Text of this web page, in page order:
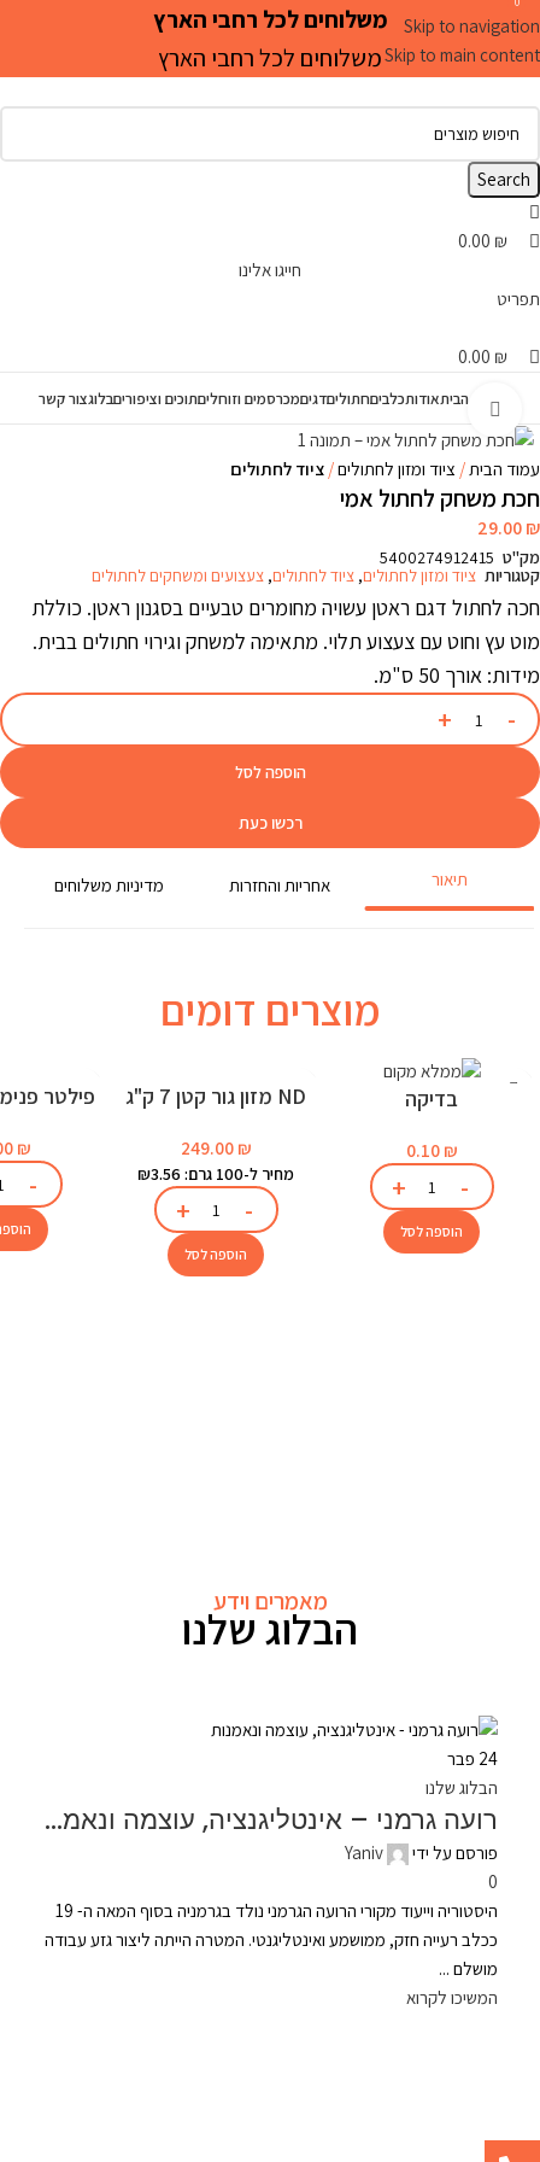
Skip to navigation
Skip to main content
משלוחים לכל רחבי הארץ
משלוחים לכל רחבי הארץ
Search
0.00 ₪
חייגו אלינו
תפריט
0.00 ₪
עמוד הביתאודותכלביםחתוליםדגיםמכרסמים וזוחליםתוכים וציפוריםבלוגצור קשר
Click to enlarge
עמוד הבית ציוד ומזון לחתולים ציוד לחתולים
חכת משחק לחתול אמי
29.00₪
מק"ט 5400274912415
קטגוריות ציוד ומזון לחתולים, ציוד לחתולים, צעצועים ומשחקים לחתולים
חכה לחתול דגם ראטן עשויה מחומרים טבעיים בסגנון ראטן. כוללת
מוט עץ וחוט עם צעצוע תלוי. מתאימה למשחק וגירוי חתולים בבית.
מידות: אורך 50 ס"מ.
הוספה לסל
רכשו כעת
תיאור אחריות והחזרות מדיניות משלוחים
מוצרים דומים
בדיקה
0.10 ₪
הוספה לסל
ND מזון גור קטן 7 ק"ג
249.00 ₪
מחיר ל-100 גרם: ₪3.56
הוספה לסל
₪
מאמרים וידע
הבלוג שלנו
24 פבר
הבלוג שלנו
רועה גרמני – אינטליגנציה, עוצמה ונאמנות
פורסם על ידי
Yaniv
0
היסטוריה וייעוד מקורי הרועה הגרמני נולד בגרמניה בסוף המאה ה- 19
ככלב רעייה חזק, ממושמע ואינטליגנטי. המטרה הייתה ליצור גזע עבודה
מושלם ...
המשיכו לקרוא